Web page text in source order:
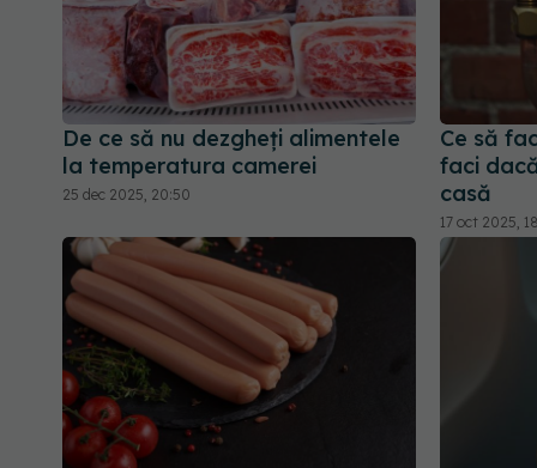
De ce să nu dezgheți alimentele
la temperatura camerei
25 dec 2025, 20:50
Ce să
faci
casă
17 oct 2025,